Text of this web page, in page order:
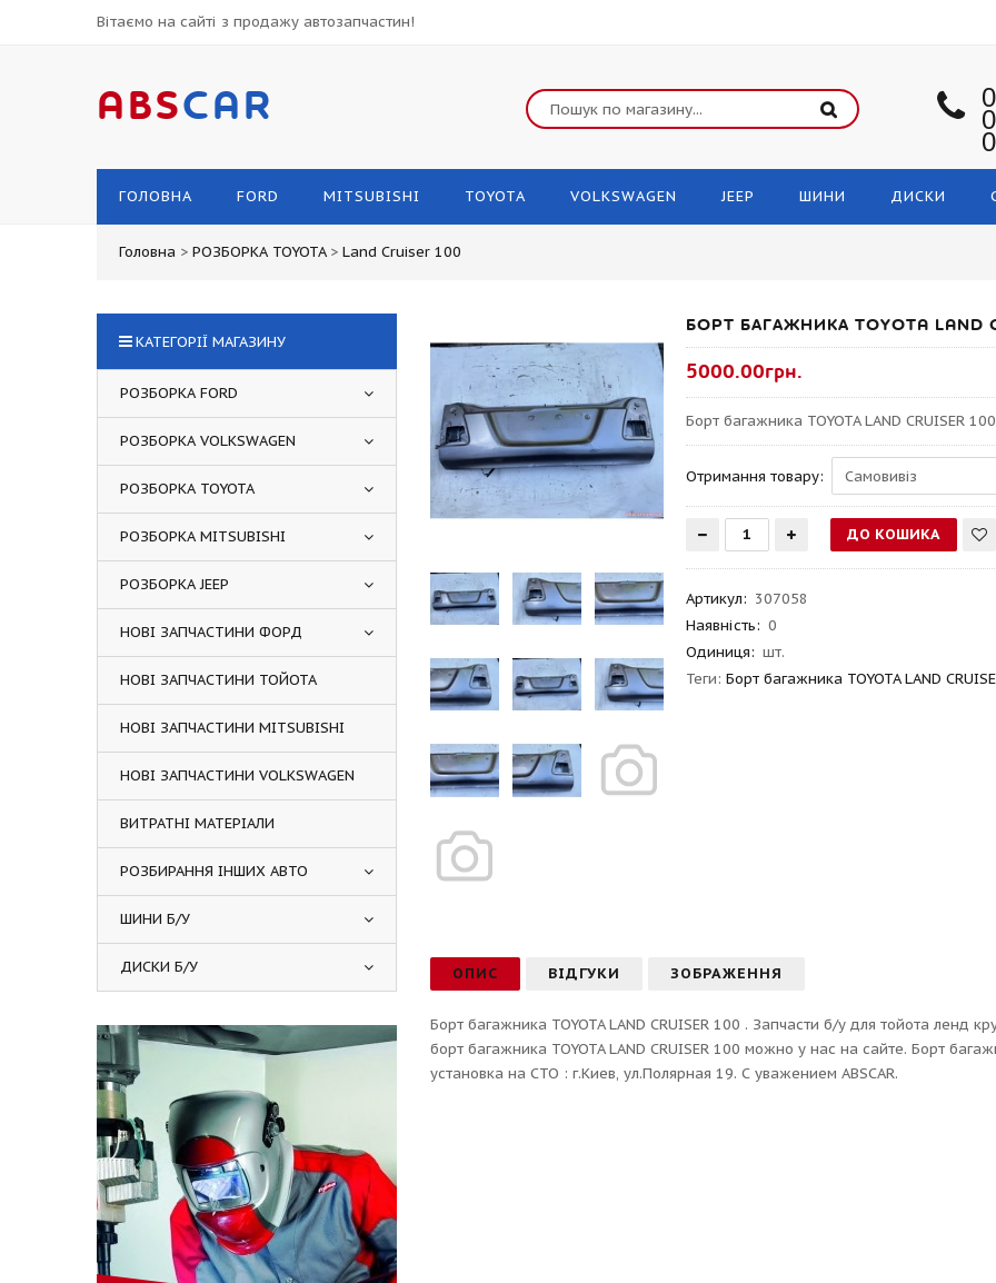
Вітаємо на сайті з продажу автозапчастин!
ABSCAR
ГОЛОВНА FORD MITSUBISHI TOYOTA VOLKSWAGEN JEEP ШИНИ ДИСКИ
Головна > РОЗБОРКА TOYOTA > Land Cruiser 100
БОРТ БАГАЖНИКА TOYOTA LAND
5000.00грн.
Борт багажника TOYOTA LAND CRUISER 100
Отримання товару:
Артикул: 307058
Наявність: 0
Одиниця: шт.
Теги:Борт багажника TOYOTA LAND
ОПИС ВІДГУКИ ЗОБРАЖЕННЯ
Борт багажника TOYOTA LAND CRUISER 100 . Запчасти б/у для тойота ленд
борт багажника TOYOTA LAND CRUISER 100 можно у нас на сайте. Борт
установка на СТО : г.Киев, ул.Полярная 19. С уважением ABSCAR.
КАТЕГОРІЇ МАГАЗИНУ
РОЗБОРКА FORD
РОЗБОРКА VOLKSWAGEN
РОЗБОРКА TOYOTA
РОЗБОРКА MITSUBISHI
РОЗБОРКА JEEP
НОВІ ЗАПЧАСТИНИ ФОРД
НОВІ ЗАПЧАСТИНИ ТОЙОТА
НОВІ ЗАПЧАСТИНИ MITSUBISHI
НОВІ ЗАПЧАСТИНИ VOLKSWAGEN
ВИТРАТНІ МАТЕРІАЛИ
РОЗБИРАННЯ ІНШИХ АВТО
ШИНИ Б/У
ДИСКИ Б/У